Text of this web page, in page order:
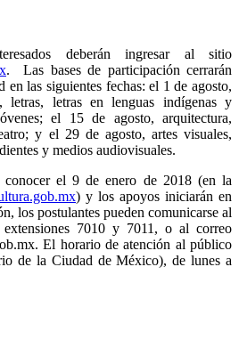
deberán ingresar al sitio
. Las bases de participación cerrarán
en las siguientes fechas: el 1 de agosto,
letras, letras en lenguas indígenas y
el 15 de agosto, arquitectura,
y el 29 de agosto, artes visuales,
y medios audiovisuales.
conocer el 9 de enero de 2018 (en la
) y los apoyos iniciarán en
los postulantes pueden comunicarse al
7010 y 7011, o al correo
. El horario de atención al público
de la Ciudad de México), de lunes a